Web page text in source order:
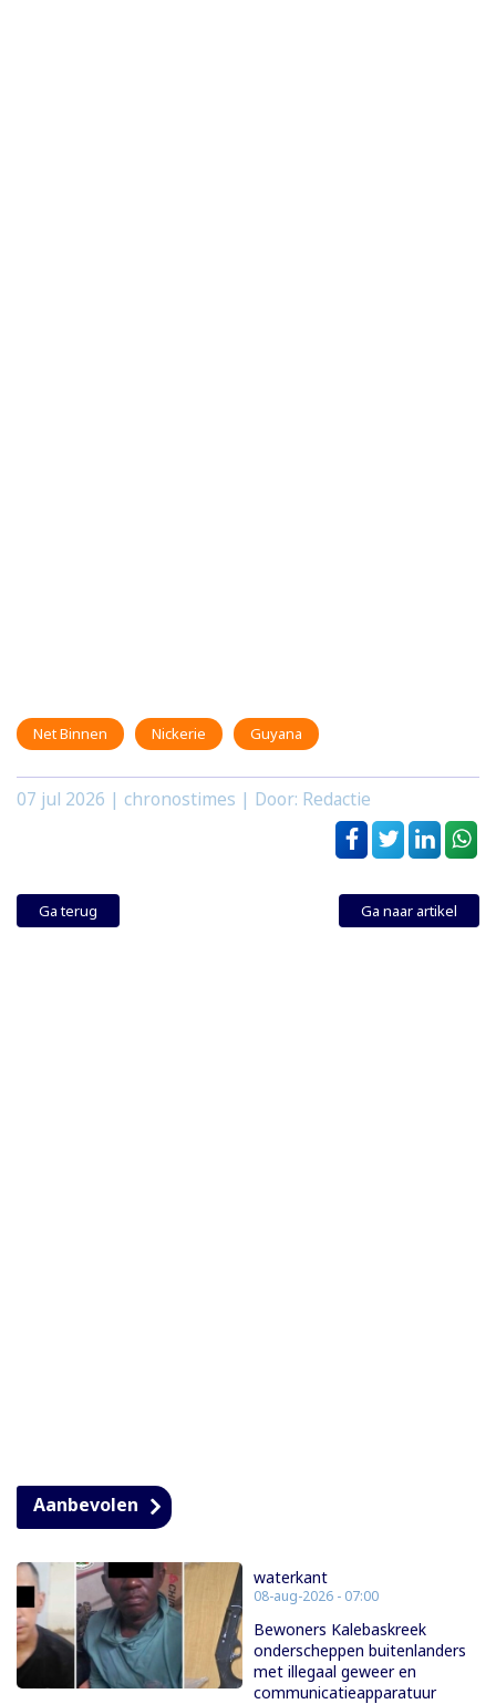
Net Binnen Nickerie Guyana
07 jul 2026 | chronostimes | Door: Redactie
Ga terug Ga naar artikel
Aanbevolen
waterkant
08-aug-2026 - 07:00
Bewoners Kalebaskreek
onderscheppen buitenlanders
met illegaal geweer en
communicatieapparatuur